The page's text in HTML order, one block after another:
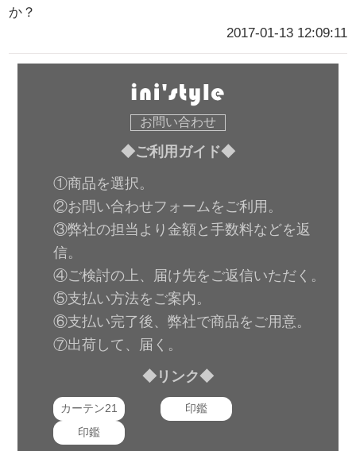
か？
2017-01-13 12:09:11
お問い合わせ
◆ご利用ガイド◆
①商品を選択。
②お問い合わせフォームをご利用。
③弊社の担当より金額と手数料などを返
信。
④ご検討の上、届け先をご返信いただく。
⑤支払い方法をご案内。
⑥支払い完了後、弊社で商品をご用意。
⑦出荷して、届く。
◆リンク◆
カーテン21
印鑑
印鑑